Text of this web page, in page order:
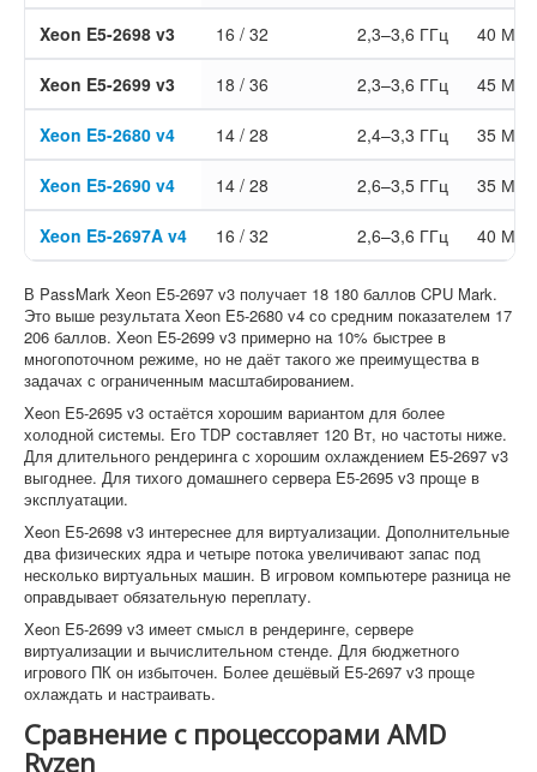
Xeon E5-2698 v3 16 / 32 2,3–3,6 ГГц 40 МБ
Xeon E5-2699 v3 18 / 36 2,3–3,6 ГГц 45 МБ
Xeon E5-2680 v4 14 / 28 2,4–3,3 ГГц 35 МБ
Xeon E5-2690 v4 14 / 28 2,6–3,5 ГГц 35 МБ
Xeon E5-2697A v4 16 / 32 2,6–3,6 ГГц 40 МБ
В PassMark Xeon E5-2697 v3 получает 18 180 баллов CPU Mark.
Это выше результата Xeon E5-2680 v4 со средним показателем 17
206 баллов. Xeon E5-2699 v3 примерно на 10% быстрее в
многопоточном режиме, но не даёт такого же преимущества в
задачах с ограниченным масштабированием.
Xeon E5-2695 v3 остаётся хорошим вариантом для более
холодной системы. Его TDP составляет 120 Вт, но частоты ниже.
Для длительного рендеринга с хорошим охлаждением E5-2697 v3
выгоднее. Для тихого домашнего сервера E5-2695 v3 проще в
эксплуатации.
Xeon E5-2698 v3 интереснее для виртуализации. Дополнительные
два физических ядра и четыре потока увеличивают запас под
несколько виртуальных машин. В игровом компьютере разница не
оправдывает обязательную переплату.
Xeon E5-2699 v3 имеет смысл в рендеринге, сервере
виртуализации и вычислительном стенде. Для бюджетного
игрового ПК он избыточен. Более дешёвый E5-2697 v3 проще
охлаждать и настраивать.
Сравнение с процессорами AMD
Ryzen